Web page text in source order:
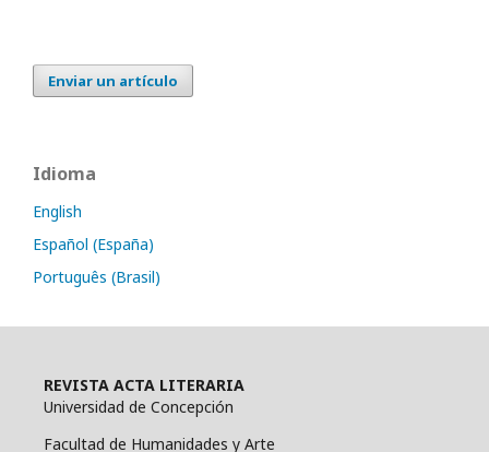
Enviar un artículo
Idioma
English
Español (España)
Português (Brasil)
REVISTA ACTA LITERARIA
Universidad de Concepción
Facultad de Humanidades y Arte